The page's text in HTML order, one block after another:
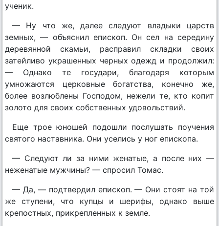
ученик.
— Ну что же, далее следуют владыки царств
земных, — объяснил епископ. Он сел на середину
деревянной скамьи, расправил складки своих
затейливо украшенных черных одежд и продолжил:
— Однако те государи, благодаря которым
умножаются церковные богатства, конечно же,
более возлюблены Господом, нежели те, кто копит
золото для своих собственных удовольствий.
Еще трое юношей подошли послушать поучения
святого наставника. Они уселись у ног епископа.
— Следуют ли за ними женатые, а после них —
неженатые мужчины? — спросил Томас.
— Да, — подтвердил епископ. — Они стоят на той
же ступени, что купцы и шерифы, однако выше
крепостных, прикрепленных к земле.